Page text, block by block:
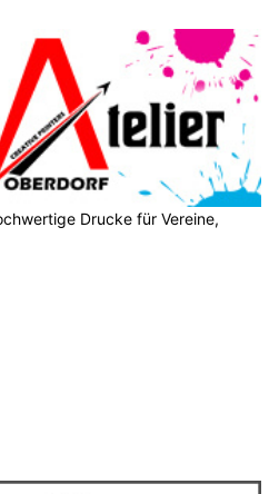
– Finanzierung, Buchhaltung, Beratung
für Steuererklärung, Vorsorge &